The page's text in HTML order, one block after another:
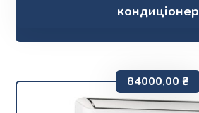
кондиціонер
84000,00 ₴